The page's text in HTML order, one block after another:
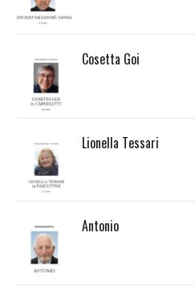
Cosetta Goi
Lionella Tessari
Antonio